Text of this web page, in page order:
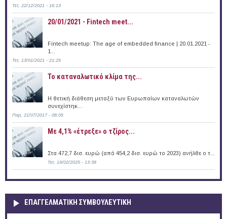
Τετ, 22/12/2021 - 16:13
20/01/2021 - Fintech meet...
Fintech meetup: The age of embedded finance | 20.01.2021 -
1...
Τετ, 13/01/2021 - 21:25
Το καταναλωτικό κλίμα της...
Η θετική διάθεση μεταξύ των Ευρωπαίων καταναλωτών
συνεχίστηκ...
Παρ, 21/07/2017 - 08:05
Με 4,1% «έτρεξε» ο τζίρος...
Στα 472,7 δισ. ευρώ (από 454,2 δισ. ευρώ το 2023) ανήλθε ο τ...
Τετ, 19/02/2025 - 13:38
ΕΠΑΓΓΕΛΜΑΤΙΚΉ ΣΥΜΒΟΥΛΕΥΤΙΚΉ